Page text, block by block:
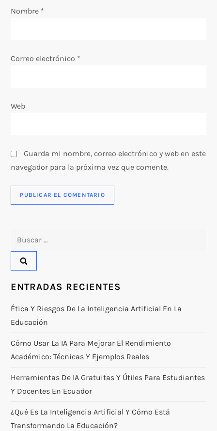
e
t
a
a
s
Nombre *
Correo electrónico *
Web
Guarda mi nombre, correo electrónico y web en este
navegador para la próxima vez que comente.
ENTRADAS RECIENTES
Ética Y Riesgos De La Inteligencia Artificial En La
Educación
Cómo Usar La IA Para Mejorar El Rendimiento
Académico: Técnicas Y Ejemplos Reales
Herramientas De IA Gratuitas Y Útiles Para Estudiantes
Y Docentes En Ecuador
¿Qué Es La Inteligencia Artificial Y Cómo Está
Transformando La Educación?